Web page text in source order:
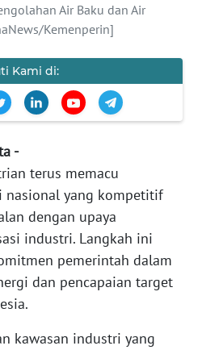
Air Baku dan Air
Kemenperin]
Kami di:
-
terus memacu
nasional yang kompetitif
dengan upaya
industri. Langkah ini
pemerintah dalam
dan pencapaian target
kawasan industri yang